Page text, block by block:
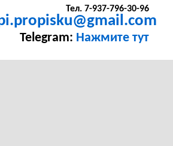
Тел. 7-937-796-30-96
Telegram: Нажмите тут